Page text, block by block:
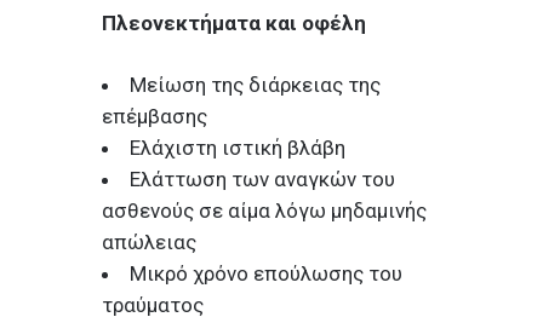
Πλεονεκτήματα και οφέλη
Μείωση της διάρκειας της
επέμβασης
Ελάχιστη ιστική βλάβη
Ελάττωση των αναγκών του
ασθενούς σε αίμα λόγω μηδαμινής
απώλειας
Μικρό χρόνο επούλωσης του
τραύματος